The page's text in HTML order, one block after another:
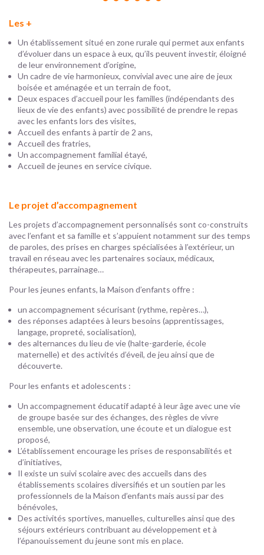
Les +
Un établissement situé en zone rurale qui permet aux enfants
d’évoluer dans un espace à eux, qu’ils peuvent investir, éloigné
de leur environnement d’origine,
Un cadre de vie harmonieux, convivial avec une aire de jeux
boisée et aménagée et un terrain de foot,
Deux espaces d’accueil pour les familles (indépendants des
lieux de vie des enfants) avec possibilité de prendre le repas
avec les enfants lors des visites,
Accueil des enfants à partir de 2 ans,
Accueil des fratries,
Un accompagnement familial étayé,
Accueil de jeunes en service civique.
Le projet d’accompagnement
Les projets d’accompagnement personnalisés sont co-construits
avec l’enfant et sa famille et s’appuient notamment sur des temps
de paroles, des prises en charges spécialisées à l’extérieur, un
travail en réseau avec les partenaires sociaux, médicaux,
thérapeutes, parrainage…
Pour les jeunes enfants, la Maison d’enfants offre :
un accompagnement sécurisant (rythme, repères…),
des réponses adaptées à leurs besoins (apprentissages,
langage, propreté, socialisation),
des alternances du lieu de vie (halte-garderie, école
maternelle) et des activités d’éveil, de jeu ainsi que de
découverte.
Pour les enfants et adolescents :
Un accompagnement éducatif adapté à leur âge avec une vie
de groupe basée sur des échanges, des règles de vivre
ensemble, une observation, une écoute et un dialogue est
proposé,
L’établissement encourage les prises de responsabilités et
d’initiatives,
Il existe un suivi scolaire avec des accueils dans des
établissements scolaires diversifiés et un soutien par les
professionnels de la Maison d’enfants mais aussi par des
bénévoles,
Des activités sportives, manuelles, culturelles ainsi que des
séjours extérieurs contribuant au développement et à
l’épanouissement du jeune sont mis en place.